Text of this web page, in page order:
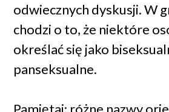
odwiecznych dyskusji. W
chodzi o to, że niektóre
określać się jako
panseksualne.
Pamiętaj: różne nazwy